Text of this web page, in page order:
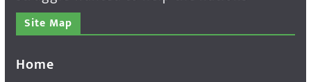
Site Map
Home